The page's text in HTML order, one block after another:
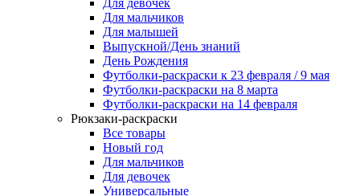
Для девочек
Для мальчиков
Для малышей
Выпускной/День знаний
День Рождения
Футболки-раскраски к 23 февраля / 9 мая
Футболки-раскраски на 8 марта
Футболки-раскраски на 14 февраля
Рюкзаки-раскраски
Все товары
Новый год
Для мальчиков
Для девочек
Универсальные